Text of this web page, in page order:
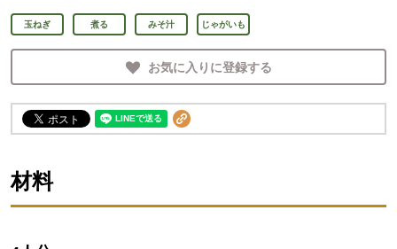
玉ねぎ 煮る みそ汁 じゃがいも
お気に入りに登録する
材料